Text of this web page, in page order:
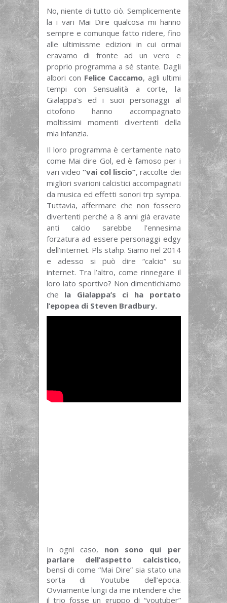
No, niente di tutto ciò. Semplicemente
la i vari Mai Dire qualcosa mi hanno
sempre e comunque fatto ridere, fino
alle ultimissme edizioni in cui ormai
eravamo di fronte ad un vero e
proprio programma a sé stante. Dagli
albori con Felice Caccamo, agli ultimi
tempi con Sensualità a corte, la
Gialappa’s ed i suoi personaggi al
citofono hanno accompagnato
moltissimi momenti divertenti della
mia infanzia.
Il loro programma è certamente nato
come Mai dire Gol, ed è famoso per i
vari video“vai col liscio”, raccolte dei
migliori svarioni calcistici accompagnati
da musica ed effetti sonori trp sympa.
Tuttavia, affermare che non fossero
divertenti perché a 8 anni già eravate
anti calcio sarebbe l’ennesima
forzatura ad essere personaggi edgy
dell’internet. Pls stahp. Siamo nel 2014
e adesso si può dire “calcio” su
internet. Tra l’altro, come rinnegare il
loro lato sportivo? Non dimentichiamo
che la Gialappa’s ci ha portato
l’epopea di Steven Bradbury.
In ogni caso, non sono qui per
parlare dell’aspetto calcistico,
bensì di come “Mai Dire” sia stato una
sorta di Youtube dell’epoca.
Ovviamente lungi da me intendere che
il trio fosse un gruppo di “youtuber”